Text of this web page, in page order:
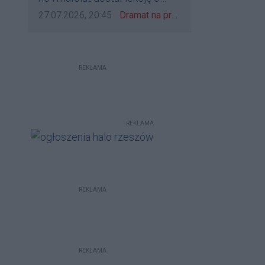
udzieleniu pierwszeństwa
Data dodania komentarza:
27.07.2026, 20:45 Źródło komentarza:
Dramat na przejeździe w Rzeszowie. 16-latek na hulajnodze wjechał wprost pod szynobus
REKLAMA
REKLAMA
REKLAMA
REKLAMA